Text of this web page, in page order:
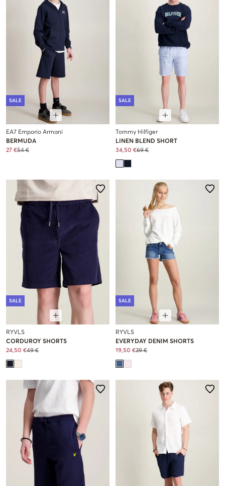
SALE
EA7 Emporio Armani
BERMUDA
27 €54 €
SALE
Tommy Hilfiger
LINEN BLEND SHORT
34,50 €69 €
SALE
RYVLS
CORDUROY SHORTS
24,50 €49 €
SALE
RYVLS
EVERYDAY DENIM SHORTS
19,50 €39 €